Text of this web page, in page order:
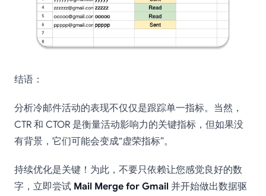
结语：
分析冷邮件活动的表现不仅仅是跟踪单一指标。当然，
CTR 和 CTOR 是衡量活动影响力的关键指标，但如果没
有背景，它们可能会变成“虚荣指标”。
持续优化是关键！为此，不要只依赖让您感觉良好的数
字，立即尝试 Mail Merge for Gmail 并开始做出数据驱